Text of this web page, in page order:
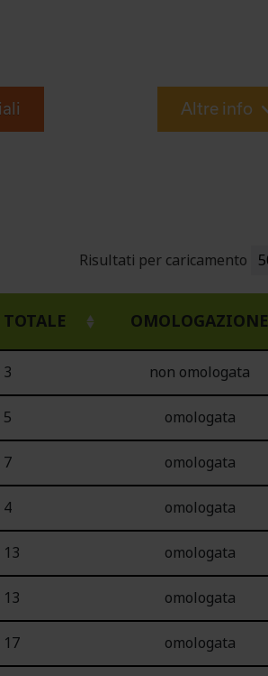
Altre info
Risultati per caricamento
TOTALE OMOLOGAZIONE
3 non omologata
5 omologata
7 omologata
4 omologata
13 omologata
13 omologata
17 omologata